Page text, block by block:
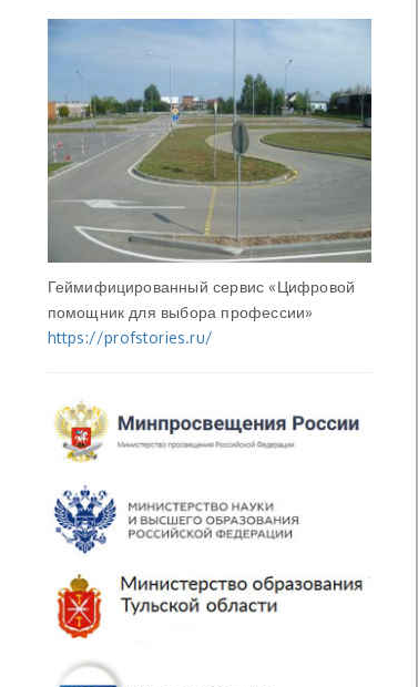
Геймифицированный сервис «Цифровой
помощник для выбора профессии»
https://profstories.ru/